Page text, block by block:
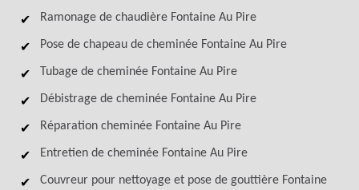
Ramonage de chaudière Fontaine Au Pire
Pose de chapeau de cheminée Fontaine Au Pire
Tubage de cheminée Fontaine Au Pire
Débistrage de cheminée Fontaine Au Pire
Réparation cheminée Fontaine Au Pire
Entretien de cheminée Fontaine Au Pire
Couvreur pour nettoyage et pose de gouttière Fontaine